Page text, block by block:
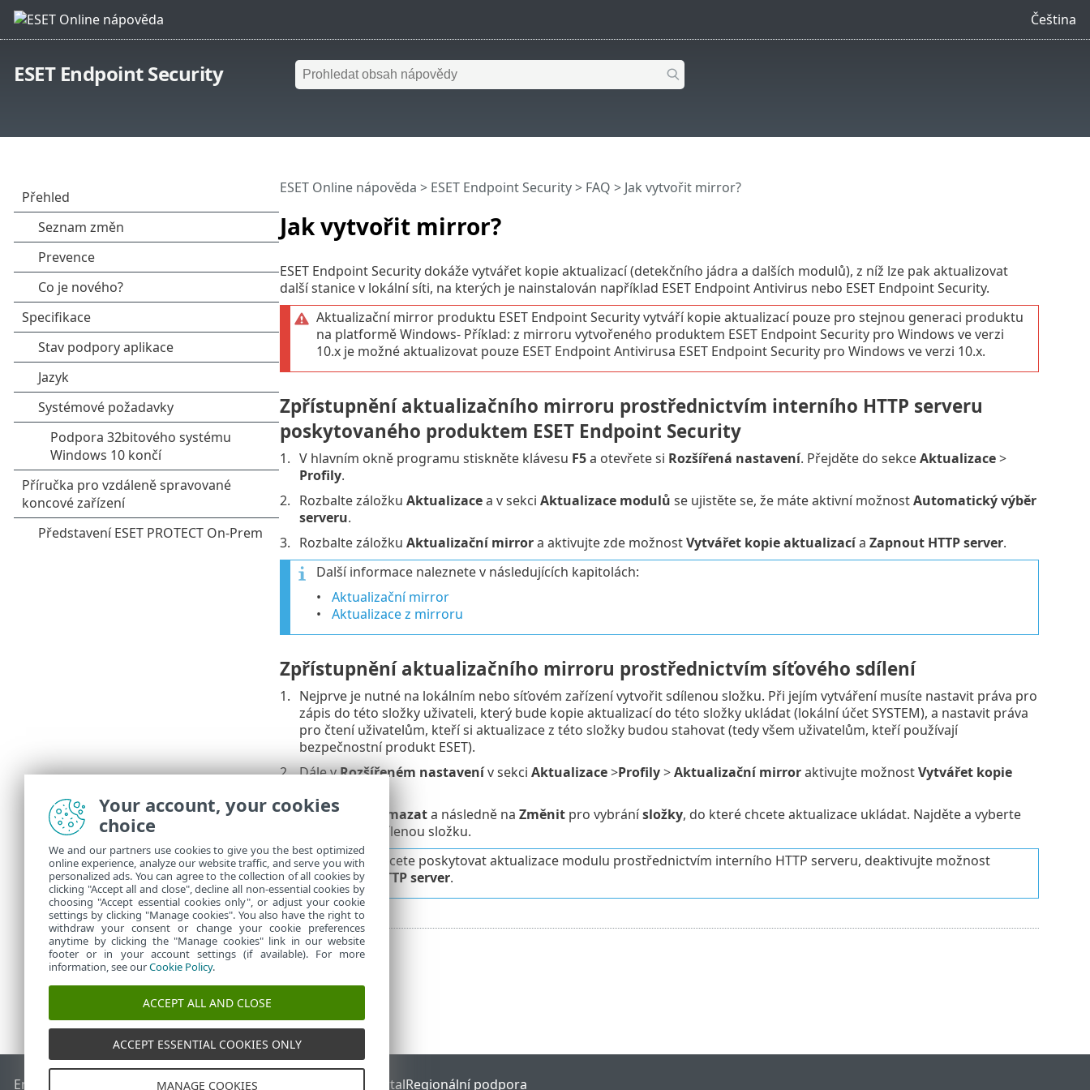
Čeština
ESET Endpoint Security
Jak vytvořit mirror?
ESET Online nápověda > ESET Endpoint Security> FAQ > Jak vytvořit mirror?
ESET Endpoint Security dokáže vytvářet kopie aktualizací (detekčního jádra a dalších modulů), z níž lze pak aktualizovat
další stanice v lokální síti, na kterých je nainstalován například ESET Endpoint Antivirus nebo ESET Endpoint Security.
Aktualizační mirror produktu ESET Endpoint Security vytváří kopie aktualizací pouze pro stejnou generaci produktu
na platformě Windows- Příklad: z mirroru vytvořeného produktem ESET Endpoint Security pro Windows ve verzi
10.x je možné aktualizovat pouze ESET Endpoint Antivirusa ESET Endpoint Security pro Windows ve verzi 10.x.
Zpřístupnění aktualizačního mirroru prostřednictvím interního HTTP serveru
poskytovaného produktem ESET Endpoint Security
V hlavním okně programu stiskněte klávesu F5a otevřete si Rozšířená nastavení. Přejděte do sekceAktualizace>
Profily.
Rozbalte záložku Aktualizacea v sekci Aktualizace modulů se ujistěte se, že máte aktivní možnostAutomatický výběr
serveru.
Rozbalte záložku Aktualizační mirrora aktivujte zde možnostVytvářet kopie aktualizacía Zapnout HTTP server.
Další informace naleznete v následujících kapitolách:
Aktualizační mirror
Aktualizace z mirroru
Zpřístupnění aktualizačního mirroru prostřednictvím síťového sdílení
Nejprve je nutné na lokálním nebo síťovém zařízení vytvořit sdílenou složku. Při jejím vytváření musíte nastavit práva pro
zápis do této složky uživateli, který bude kopie aktualizací do této složky ukládat (lokální účet SYSTEM), a nastavit práva
pro čtení uživatelům, kteří si aktualizace z této složky budou stahovat (tedy všem uživatelům, kteří používají
bezpečnostní produkt ESET).
Dále vRozšířeném nastavenív sekci Aktualizace>Profily>Aktualizační mirroraktivujte možnostVytvářet kopie
Klikněte na
Vymazata následně na Změnitpro vybránísložky, do které chcete aktualizace ukládat. Najděte a vyberte
vytvořenou sdílenou složku.
Pokud nechcete poskytovat aktualizace modulu prostřednictvím interního HTTP serveru, deaktivujte možnost
Zapnout HTTP server.
End of Life ESET Databáze znalostíESET Forum ESET Status PortalRegionální podpora
Your account, your cookies
choice
We and our partners use cookies to give you the best optimized
online experience, analyze our website traffic, and serve you with
personalized ads. You can agree to the collection of all cookies by
clicking "Accept all and close", decline all non-essential cookies by
choosing "Accept essential cookies only", or adjust your cookie
settings by clicking "Manage cookies". You also have the right to
withdraw your consent or change your cookie preferences
anytime by clicking the "Manage cookies" link in our website
footer or in your account settings (if available). For more
information, see ourCookie Policy.
ACCEPT ALL AND CLOSE
ACCEPT ESSENTIAL COOKIES ONLY
MANAGE COOKIES